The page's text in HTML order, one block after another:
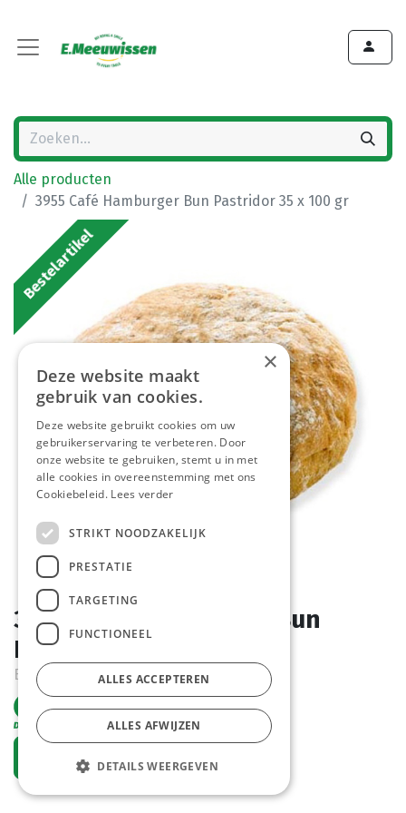
Alle producten
3955 Café Hamburger Bun Pastridor 35 x 100 gr
Bestelartikel
3955 Café Hamburger Bun
Pastridor 35 x 100 gr
Bestelartikel
Vraag een account aan
×
Deze website maakt
gebruik van cookies.
Deze website gebruikt cookies om uw
gebruikerservaring te verbeteren. Door
onze website te gebruiken, stemt u in met
alle cookies in overeenstemming met ons
Cookiebeleid. Lees verder
STRIKT NOODZAKELIJK
PRESTATIE
TARGETING
FUNCTIONEEL
ALLES ACCEPTEREN
ALLES AFWIJZEN
DETAILS WEERGEVEN